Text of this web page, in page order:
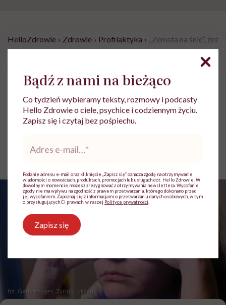
HelloZdrowie › Zdrowie › Profilaktyka › „Zemsta na śnie”,
„Zemsta na śnie”, żeby odzyskać
czas dla siebie. Psychiatra
tłumaczy, czym jest revenge
bedtime procrastination
Opublikowano:
fot. Getty Images, Zarina Lukash
Bądź z nami na bieżąco
Co tydzień wybieramy teksty, rozmowy i podcasty
Hello Zdrowie o ciele, psychice i codziennym życiu.
Zapisz się i czytaj bez pośpiechu.
*
Podanie adresu e-mail oraz kliknięcie „Zapisz się” oznacza zgodę na otrzymywanie
wiadomości o nowościach, produktach, promocjach lub usługach dot. Hello Zdrowie. W
dowolnym momencie możesz zrezygnować z otrzymywania newslettera. Wycofanie
zgody nie ma wpływu na zgodność z prawem przetwarzania, którego dokonano przed
jej wycofaniem. Zapoznaj się z informacjami o przetwarzaniu danych osobowych, w tym
o przysługujących Ci prawach, w naszej Polityce prywatności
Zapisz się